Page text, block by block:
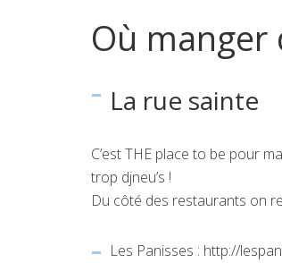
Où manger
La rue sainte
C’est THE place to be pour
trop djneu’s !
Du côté des restaurants on
Les Panisses : http://